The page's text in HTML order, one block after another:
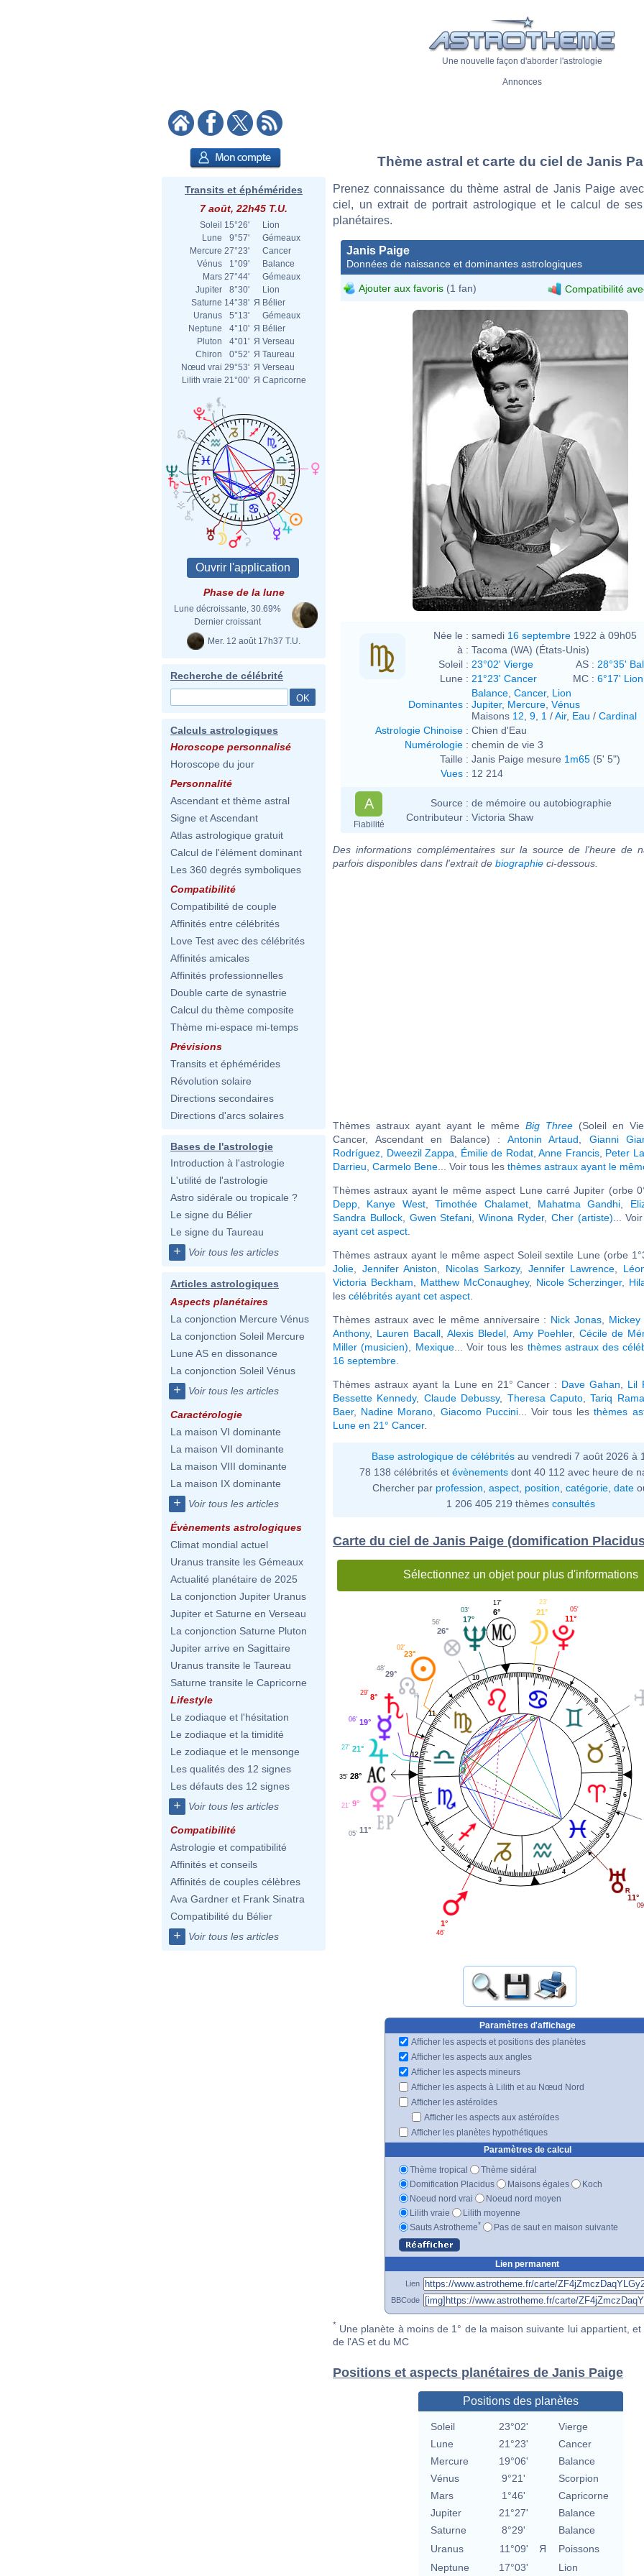
Une nouvelle façon d'aborder l'astrologie
Annonces
Transits et éphémérides
7 août, 22h45 T.U.
Soleil 15°26'
Lion
Lune
9°57'
Gémeaux
Mercure 27°23'
Cancer
Vénus
1°09'
Balance
Mars 27°44'
Gémeaux
Jupiter
8°30'
Lion
Saturne 14°38' Я Bélier
Uranus
5°13'
Gémeaux
Neptune
4°10' Я Bélier
Pluton
4°01' Я Verseau
Chiron
0°52' Я Taureau
Nœud vrai 29°53' Я Verseau
Lilith vraie 21°00' Я Capricorne
Phase de la lune
Lune décroissante, 30.69%
Dernier croissant
Mer. 12 août 17h37 T.U.
Recherche de célébrité
Calculs astrologiques
Horoscope personnalisé
Horoscope du jour
Personnalité
Ascendant et thème astral
Signe et Ascendant
Atlas astrologique gratuit
Calcul de l'élément dominant
Les 360 degrés symboliques
Compatibilité
Compatibilité de couple
Affinités entre célébrités
Love Test avec des célébrités
Affinités amicales
Affinités professionnelles
Double carte de synastrie
Calcul du thème composite
Thème mi-espace mi-temps
Prévisions
Transits et éphémérides
Révolution solaire
Directions secondaires
Directions d'arcs solaires
Bases de l'astrologie
Introduction à l'astrologie
L'utilité de l'astrologie
Astro sidérale ou tropicale ?
Le signe du Bélier
Le signe du Taureau
+ Voir tous les articles
Articles astrologiques
Aspects planétaires
La conjonction Mercure Vénus
La conjonction Soleil Mercure
Lune AS en dissonance
La conjonction Soleil Vénus
+ Voir tous les articles
Caractérologie
La maison VI dominante
La maison VII dominante
La maison VIII dominante
La maison IX dominante
+ Voir tous les articles
Évènements astrologiques
Climat mondial actuel
Uranus transite les Gémeaux
Actualité planétaire de 2025
La conjonction Jupiter Uranus
Jupiter et Saturne en Verseau
La conjonction Saturne Pluton
Jupiter arrive en Sagittaire
Uranus transite le Taureau
Saturne transite le Capricorne
Lifestyle
Le zodiaque et l'hésitation
Le zodiaque et la timidité
Le zodiaque et le mensonge
Les qualités des 12 signes
Les défauts des 12 signes
+ Voir tous les articles
Compatibilité
Astrologie et compatibilité
Affinités et conseils
Affinités de couples célèbres
Ava Gardner et Frank Sinatra
Compatibilité du Bélier
+ Voir tous les articles
Thème astral et carte du ciel de Janis
Prenez connaissance du thème astral de Janis Paige
ciel, un extrait de portrait astrologique et le calcul de
planétaires.
Janis Paige
Données de naissance et dominantes astrologiques
Ajouter aux favoris (1 fan) Compatibilité
Clarence Bull
Née le : samedi 16 septembre 1922 à 09h05
à : Tacoma (WA) (États-Unis)
Soleil : 23°02' Vierge AS : 28°35'
Lune : 21°23' Cancer MC : 6°17' Lion
Dominantes :
Balance Cancer, Lion
Jupiter, Mercure Vénus
Maisons 12 9 1 /Air, Eau / Cardinal
Astrologie Chinoise : Chien d'Eau
Numérologie : chemin de vie 3
Taille : Janis Paige mesure 1m65 (5' 5")
Vues : 12 214
A
Fiabilité
Source : de mémoire ou autobiographie
Contributeur : Victoria Shaw
Des informations complémentaires sur la source de l'heure de
parfois disponibles dans l'extrait de biographie ci-dessous.
Thèmes astraux ayant ayant le même Big Three (Soleil en
Cancer, Ascendant en Balance) : Antonin Artaud Gianni
Rodríguez
Dweezil Zappa Émilie de Rodat, Anne Francis, Peter
Darrieu Carmelo Bene ... Voir tous les thèmes astraux ayant le
Thèmes astraux ayant le même aspect Lune carré Jupiter (orbe
Depp
Kanye West,Timothée Chalamet, Mahatma Gandhi
Sandra Bullock, Gwen Stefani ,Winona Ryder, Cher (artiste) ...
ayant cet aspect
Thèmes astraux ayant le même aspect Soleil sextile Lune (orbe
Jolie
Jennifer Aniston Nicolas Sarkozy, Jennifer Lawrence
Victoria Beckham
Matthew McConaughey, Nicole Scherzinger,
les célébrités ayant cet aspect
Thèmes astraux avec le même anniversaire : Nick Jonas
Anthony, Lauren Bacall ,Alexis Bledel Amy Poehler, Cécile de
Miller (musicien)
Mexique... Voir tous les thèmes astraux des
16 septembre
Thèmes astraux ayant la Lune en 21° Cancer : Dave Gahan Lil
Bessette Kennedy, Claude Debussy, Theresa Caputo,Tariq
Baer, Nadine Morano Giacomo Puccini... Voir tous lesthèmes
Lune en 21° Cancer.
Base astrologique de célébrités au vendredi 7 août 2026 à
78 138 célébrités et évènementsdont 40 112 avec heure de
Chercher par profession aspect position catégorie date
1 206 405 219 thèmes consultés
Carte du ciel de Janis Paige (domification
Sélectionnez un objet pour plus d'informations
1
2
3
4
5
6
7
8
9
10
11
12
11°
05'
21°
23'
6°
17'
17°
03'
26°
56'
23°
02'
29°
48'
8°
29'
19°
06'
21°
27'
28°
35'
9°
21'
11°
05'
1°
46'
11°
Paramètres d'affichage
Afficher les aspects et positions des planètes
Afficher les aspects aux angles
Afficher les aspects mineurs
Afficher les aspects à Lilith et au Nœud Nord
Afficher les astéroïdes
Afficher les aspects aux astéroïdes
Afficher les planètes hypothétiques
Paramètres de calcul
Thème tropical
Thème sidéral
Domification Placidus
Maisons égales
Koch
Noeud nord vrai
Noeud nord moyen
Lilith vraie
Lilith moyenne
Sauts Astrotheme* Pas de saut en maison suivante
Lien permanent
Lien
BBCode
* Une planète à moins de 1° de la maison suivante lui appartient, et
de l'AS et du MC
Positions et aspects planétaires de Janis Paige
Positions des planètes
Soleil 23°02'
Vierge
Lune
21°23'
Cancer
Mercure
19°06'
Balance
Vénus
9°21'
Scorpion
Mars
1°46'
Capricorne
Jupiter
21°27'
Balance
Saturne
8°29'
Balance
Uranus
11°09' Я
Poissons
Neptune
17°03' Lion